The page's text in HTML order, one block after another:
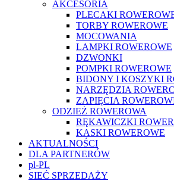
AKCESORIA
PLECAKI
TORBY ROWEROWE
MOCOWANIA
LAMPKI ROWEROWE
DZWONKI
POMPKI ROWEROWE
BIDONY I KOSZYKI
NARZĘDZIA
ZAPIĘCIA
ODZIEŻ ROWEROWA
RĘKAWICZKI
KASKI ROWEROWE
AKTUALNOŚCI
DLA PARTNERÓW
pl-PL
SIEĆ SPRZEDAŻY